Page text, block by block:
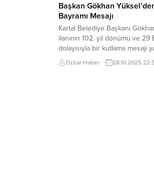
Başkan Gökhan
Bayramı Mesajı
Kartal Belediye Başkanı
ilanının 102. yıl dönümü ve
dolayısıyla bir kutlama mesajı
mesajında Cumhuriyet’in bir
simgelediğini vurguladı.
Özbar Haber 28.10.2025